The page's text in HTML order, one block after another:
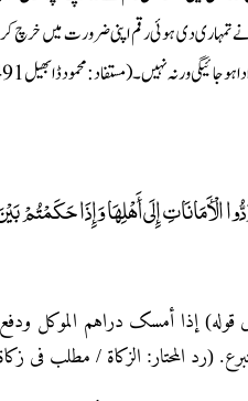
دی ہوئی رقم اپنی ضرورت میں خرچ
ورنہ نہیں۔ (مستفاد: محمود ڈابھیل 9/491)۔
الْأَمَانَاتِ إِلَى أَهْلِهَا وَإِذَا حَكَمْتُمْ
قوله) إذا أمسک دراهم الموکل
الزکاة / مطلب فی زکاة ثمن المبیع